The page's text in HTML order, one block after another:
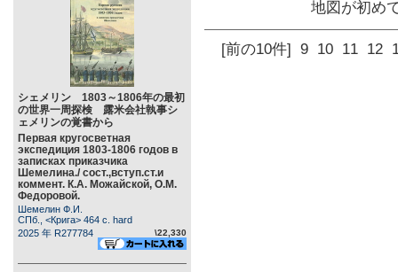
シェメリン 1803～1806年の最初
の世界一周探検 露米会社執事シ
ェメリンの覚書から
Первая кругосветная
экспедиция 1803-1806 годов в
записках приказчика
Шемелина./ сост.,вступ.ст.и
коммент. К.А. Можайской, О.М.
Федоровой.
Шемелин Ф.И.
СПб., <Крига> 464 c. hard
2025 年 R277784
\22,330
地図が初め
[前の10件] 9 10 11 12